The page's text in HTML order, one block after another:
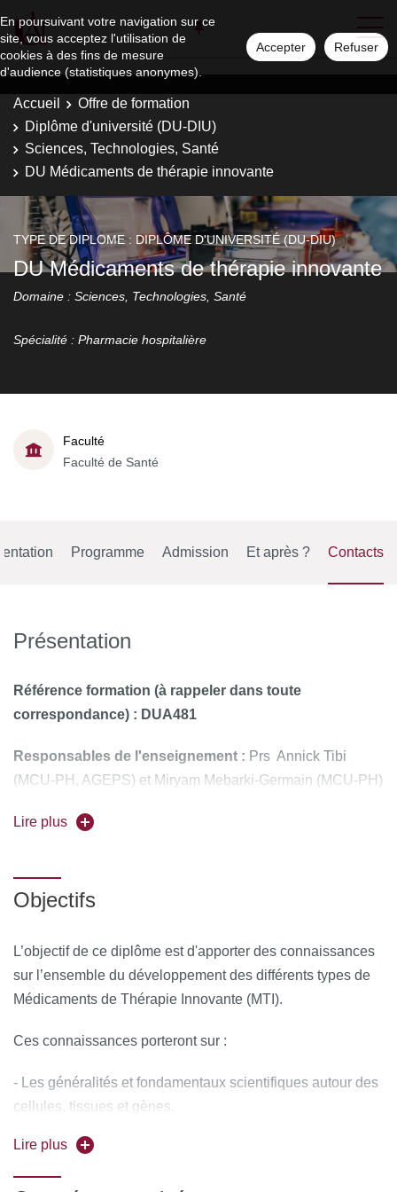
En poursuivant votre navigation sur ce
site, vous acceptez l'utilisation de
cookies à des fins de mesure
d'audience (statistiques anonymes).
Accepter Refuser
Accueil
Offre de formation
Diplôme d'université (DU-DIU)
Sciences, Technologies, Santé
DU Médicaments de thérapie innovante
TYPE DE DIPLOME : DIPLÔME D'UNIVERSITÉ (DU-DIU)
DU Médicaments de thérapie innovante
Domaine : Sciences, Technologies, Santé
Spécialité : Pharmacie hospitalière
Faculté
Faculté de Santé
Programme Admission Et après ? Contacts
Présentation
Référence formation (à rappeler dans toute
correspondance) : DUA481
Responsables de l'enseignement : Prs Annick Tibi
(MCU-PH, AGEPS) et Miryam Mebarki-Germain (MCU-PH)
Forme de l'enseignement :
Lire plus
Objectifs
L’objectif de ce diplôme est d'apporter des connaissances
sur l’ensemble du développement des différents types de
Médicaments de Thérapie Innovante (MTI).
Ces connaissances porteront sur :
- Les généralités et fondamentaux scientifiques autour des
cellules, tissues et gènes.
- Les nouvelles réglementations applicables à ces MTI
Lire plus